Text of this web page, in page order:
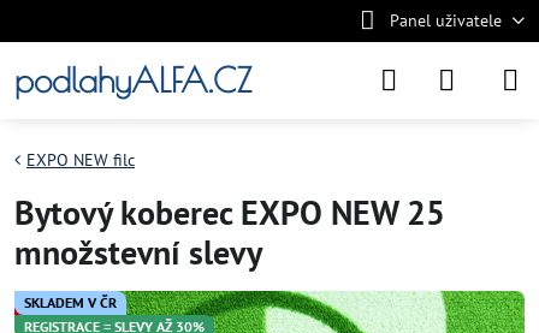
Panel uživatele
podlahyALFA.CZ
SKLADEM V ČR
REGISTRACE = SLEVY AŽ 30%
EXPO NEW filc
Bytový koberec EXPO NEW 25
množstevní slevy